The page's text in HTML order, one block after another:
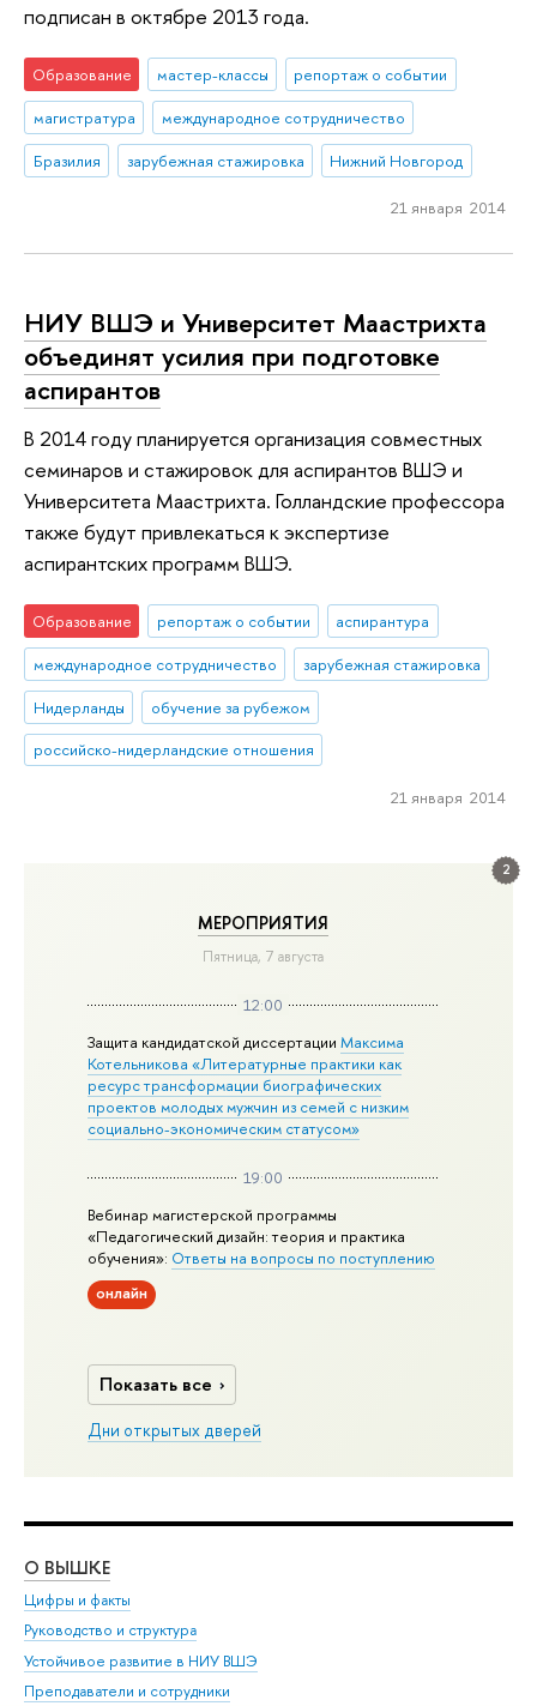
2
МЕРОПРИЯТИЯ
Пятница, 7 августа
12:00
Защита кандидатской диссертацииМаксима
Котельникова «Литературные практики как
ресурс трансформации биографических
проектов молодых мужчин из семей с низким
социально-экономическим статусом»
19:00
Вебинар магистерской программы
«Педагогический дизайн: теория и практика
обучения»: Ответы на вопросы по поступлению
онлайн
Показать все
Дни открытых дверей
подписан в октябре 2013 года.
Образование мастер-классы
репортаж о событии
магистратура
международное сотрудничество
Бразилия
зарубежная стажировка Нижний Новгород
21 января 2014
НИУ ВШЭ и Университет Маастрихта
объединят усилия при подготовке
аспирантов
В 2014 году планируется организация совместных
семинаров и стажировок для аспирантов ВШЭ и
Университета Маастрихта. Голландские профессора
также будут привлекаться к экспертизе
аспирантских программ ВШЭ.
Образование репортаж о событии
аспирантура
международное сотрудничество
зарубежная стажировка
Нидерланды
обучение за рубежом
российско-нидерландские отношения
21 января 2014
О ВЫШКЕ
Цифры и факты
Руководство и структура
Устойчивое развитие в НИУ ВШЭ
Преподаватели и сотрудники